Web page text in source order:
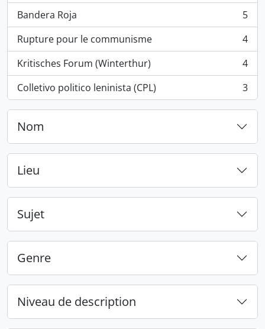
Bandera Roja
, 5 résultats
5
Rupture pour le communisme
, 4 résultats
4
Kritisches Forum (Winterthur)
, 4 résultats
4
Colletivo politico leninista (CPL)
, 3 résultats 3
Nom
Lieu
Sujet
Genre
Niveau de description